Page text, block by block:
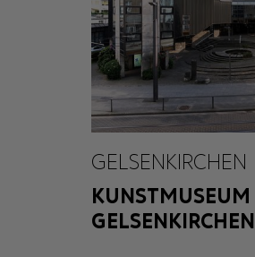
GELSENKIRCHEN
KUNSTMUSEUM
GELSENKIRCHEN